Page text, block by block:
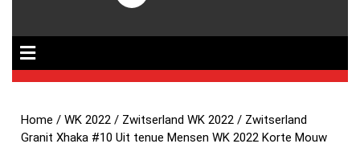
Home /WK 2022 / Zwitserland WK 2022 / Zwitserland
Granit Xhaka #10 Uit tenue Mensen WK 2022 Korte Mouw